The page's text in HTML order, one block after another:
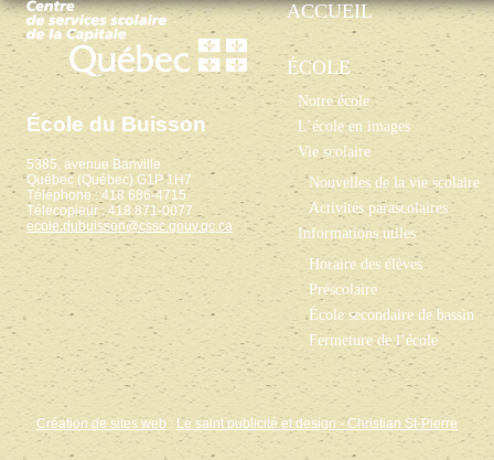
École du Buisson
5385, avenue Banville
Québec (Québec) G1P 1H7
Téléphone : 418 686-4715
Télécopieur : 418 871-0077
ecole.dubuisson@cssc.gouv.qc.ca
ACCUEIL
ÉCOLE
Notre école
L’école en images
Vie scolaire
Nouvelles de la vie scolaire
Activités parascolaires
Informations utiles
Horaire des élèves
Préscolaire
École secondaire de bassin
Fermeture de l’école
Création de sites web : Le saint publicité et design - Christian St-Pierre